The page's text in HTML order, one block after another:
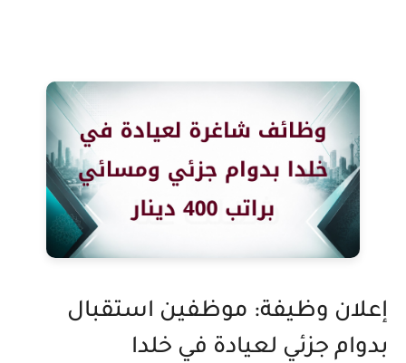
إعلان وظيفة: موظفين استقبال
بدوام جزئي لعيادة في خلدا